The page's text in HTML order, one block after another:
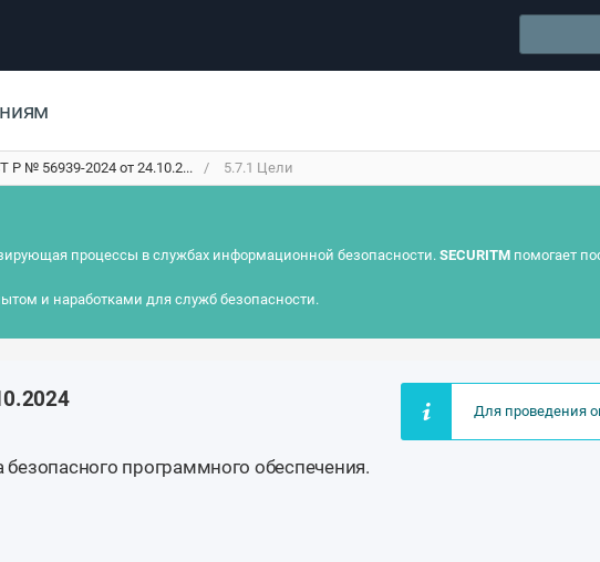
Р № 56939-2024 от 24.10.2... 5.7.1 Цели
процессы в службах информационной безопасности. SECURITMпомогает
и наработками для служб безопасности.
программного обеспечения.
Для проведения